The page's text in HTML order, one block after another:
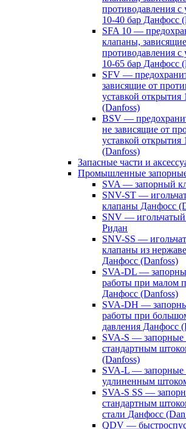
противодавления с
10-40 бар Данфосс
SFA 10 —
клапаны,
противодавления с
10-65 бар Данфосс
SFV —
зависящие от
уставкой открытия
(Danfoss)
BSV —
не зависящие от
уставкой открытия
(Danfoss)
Запасные части и
Промышленные
SVA — запорный
SNV-ST —
клапаны Данфосс
SNV —
Ридан
SNV-SS —
клапаны из
Данфосс (Danfoss)
SVA-DL —
работы при малом
Данфосс (Danfoss)
SVA-DH —
работы при
давления Данфосс
SVA-S — запорные
стандартным
(Danfoss)
SVA-L — запорные
удлиненным
SVA-S SS —
стандартным
стали Данфосс
QDV —